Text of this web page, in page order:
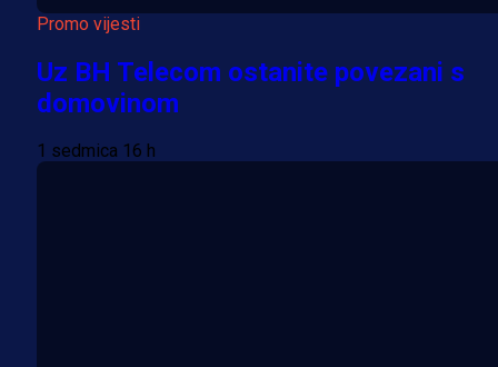
Promo vijesti
Uz BH Telecom ostanite povezani s
domovinom
1 sedmica 16 h